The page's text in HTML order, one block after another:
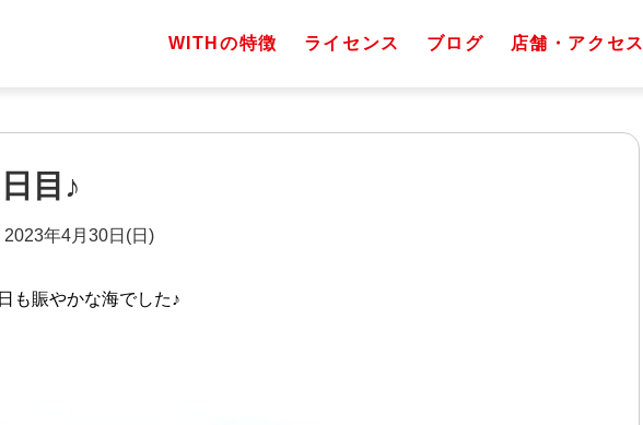
WITHの特徴 ライセンス ブログ 店舗・アクセス
目♪
2023年4月30日(日)
も賑やかな海でした♪